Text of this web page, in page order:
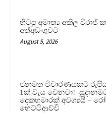
හිටපු අමාත්‍ය අකිල විරාජ්
අත්අඩංගුවට
August 5, 2026
ජනමත විචාරණයකට
1ක් වැය වෙනවා!
දෙකහමාරක් අවශ්‍යයි –
හෙට්ටිආච්චි